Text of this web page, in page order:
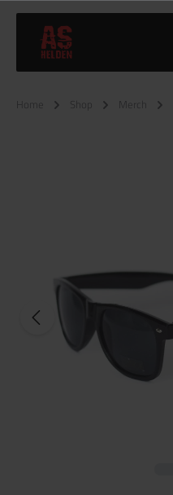
Home Shop Merch